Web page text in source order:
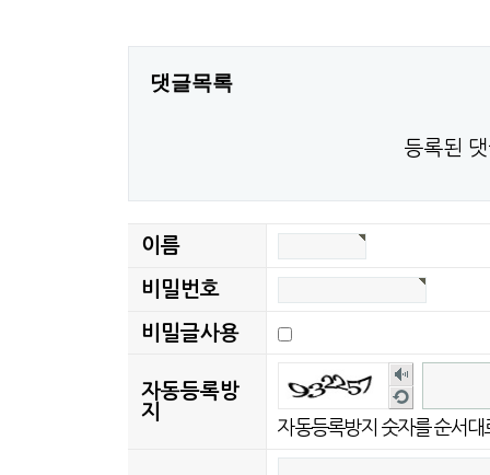
댓글목록
등록된
이름
비밀번호
비밀글사용
자동등록방
지
숫
자
음
성
새
로
고
자동등록방지 숫자를 순서대